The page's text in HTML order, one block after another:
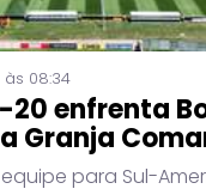
08:34
20 enfrenta
Granja
para Sul-